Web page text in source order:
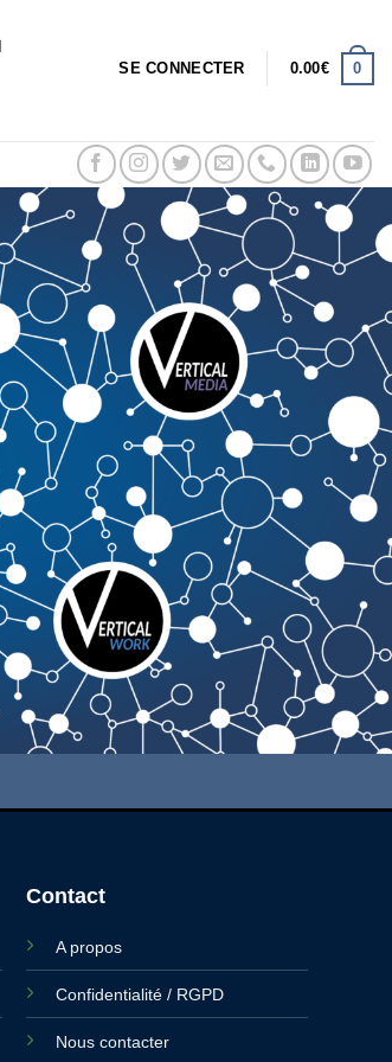
SE CONNECTER 0.00€ 0
Contact
A propos
Confidentialité / RGPD
Nous contacter